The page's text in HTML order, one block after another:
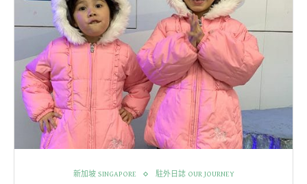
新加坡 SINGAPORE 駐外日誌 OUR JOURNEY